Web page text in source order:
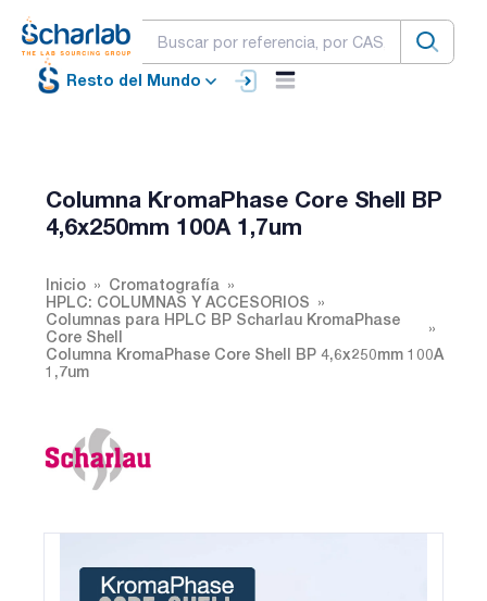
Resto del Mundo
Columna KromaPhase Core Shell BP
4,6x250mm 100A 1,7um
Inicio
Cromatografía
HPLC: COLUMNAS Y ACCESORIOS
Columnas para HPLC BP Scharlau KromaPhase
Core Shell
Columna KromaPhase Core Shell BP 4,6x250mm 100A
1,7um